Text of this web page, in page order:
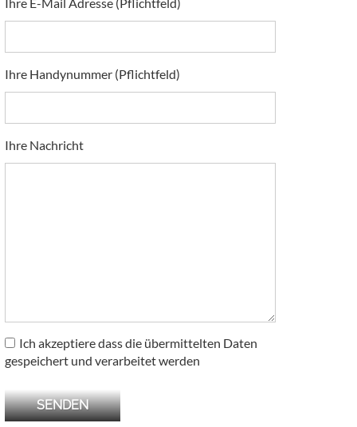
Ihre Handynummer (Pflichtfeld)
Ihre Nachricht
Ich akzeptiere dass die übermittelten Daten
gespeichert und verarbeitet werden